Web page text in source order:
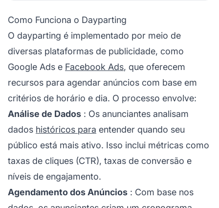
Como Funciona o Dayparting
O dayparting é implementado por meio de
diversas plataformas de publicidade, como
Google Ads e Facebook Ads, que oferecem
recursos para agendar anúncios com base em
critérios de horário e dia. O processo envolve:
Análise de Dados : Os anunciantes analisam
dados históricos para entender quando seu
público está mais ativo. Isso inclui métricas como
taxas de cliques (CTR), taxas de conversão e
níveis de engajamento.
Agendamento dos Anúncios : Com base nos